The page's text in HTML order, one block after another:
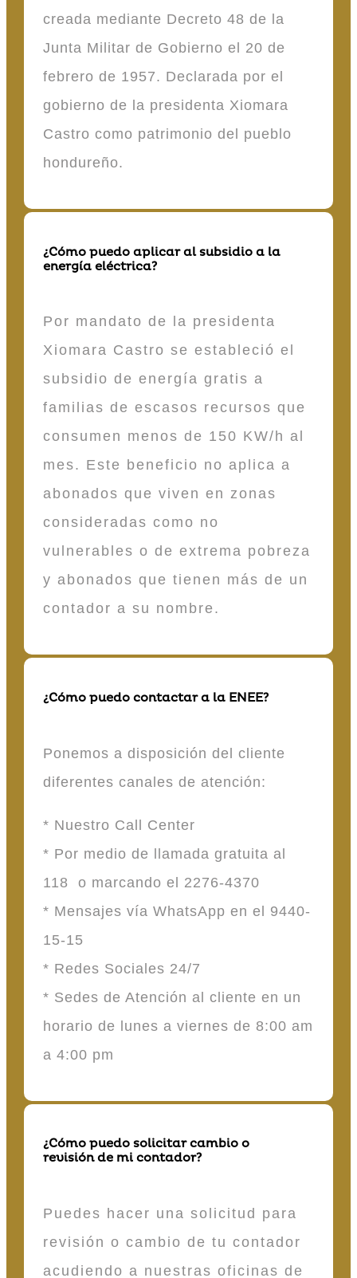
creada mediante Decreto 48 de la
Junta Militar de Gobierno el 20 de
febrero de 1957. Declarada por el
gobierno de la presidenta Xiomara
Castro como patrimonio del pueblo
hondureño.
¿Cómo puedo aplicar al subsidio a la
energía eléctrica?
Por mandato de la presidenta
Xiomara Castro se estableció el
subsidio de energía gratis a
familias de escasos recursos que
consumen menos de 150 KW/h al
mes. Este beneficio no aplica a
abonados que viven en zonas
consideradas como no
vulnerables o de extrema pobreza
y abonados que tienen más de un
contador a su nombre.
¿Cómo puedo contactar a la ENEE?
Ponemos a disposición del cliente
diferentes canales de atención:
* Nuestro Call Center
* Por medio de llamada gratuita al
118 o marcando el 2276-4370
* Mensajes vía WhatsApp en el 9440-
15-15
* Redes Sociales 24/7
* Sedes de Atención al cliente en un
horario de lunes a viernes de 8:00 am
a 4:00 pm
¿Cómo puedo solicitar cambio o
revisión de mi contador?
Puedes hacer una solicitud para
revisión o cambio de tu contador
acudiendo a nuestras oficinas de